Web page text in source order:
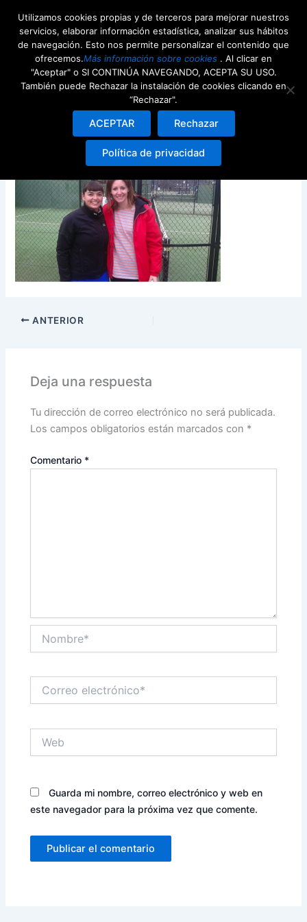
contenido
veronica_raquel
Deja un comentario / Porwebdeenjoy/27th abril 2016
ANTERIOR
Deja una respuesta
Tu dirección de correo electrónico no será publicada.
Los campos obligatorios están marcados con *
Comentario *
electrónico*
Guarda mi nombre, correo electrónico y web en
este navegador para la próxima vez que comente.
Utilizamos cookies propias y de terceros para mejorar nuestros
servicios, elaborar información estadística, analizar sus hábitos
de navegación. Esto nos permite personalizar el contenido que
ofrecemos.Más información sobre cookies . Al clicar en
"Aceptar" o SI CONTINÚA NAVEGANDO, ACEPTA SU USO.
También puede Rechazar la instalación de cookies clicando en
“Rechazar".
ACEPTAR Rechazar
Política de privacidad